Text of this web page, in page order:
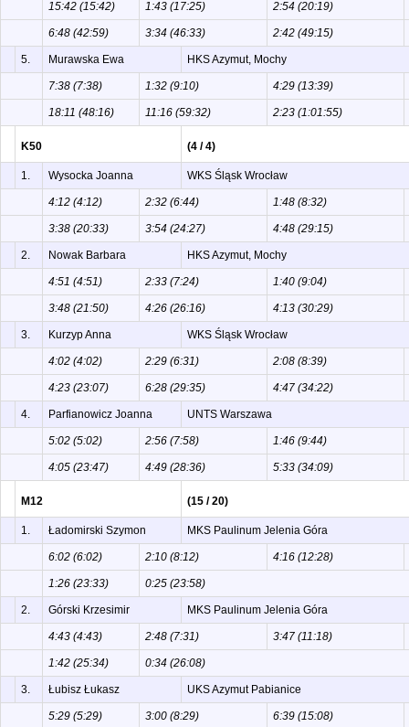
15:42 (15:42) 1:43 (17:25) 2:54 (20:19)
6:48 (42:59) 3:34 (46:33) 2:42 (49:15)
5. Murawska Ewa HKS Azymut, Mochy
7:38 (7:38) 1:32 (9:10) 4:29 (13:39)
18:11 (48:16) 11:16 (59:32) 2:23 (1:01:55)
K50 (4 / 4)
1. Wysocka Joanna WKS Śląsk Wrocław
4:12 (4:12) 2:32 (6:44) 1:48 (8:32)
3:38 (20:33) 3:54 (24:27) 4:48 (29:15)
2. Nowak Barbara HKS Azymut, Mochy
4:51 (4:51) 2:33 (7:24) 1:40 (9:04)
3:48 (21:50) 4:26 (26:16) 4:13 (30:29)
3. Kurzyp Anna WKS Śląsk Wrocław
4:02 (4:02) 2:29 (6:31) 2:08 (8:39)
4:23 (23:07) 6:28 (29:35) 4:47 (34:22)
4. Parfianowicz Joanna UNTS Warszawa
5:02 (5:02) 2:56 (7:58) 1:46 (9:44)
4:05 (23:47) 4:49 (28:36) 5:33 (34:09)
M12 (15 / 20)
1. Ładomirski Szymon MKS Paulinum Jelenia Góra
6:02 (6:02) 2:10 (8:12) 4:16 (12:28)
1:26 (23:33) 0:25 (23:58)
2. Górski Krzesimir MKS Paulinum Jelenia Góra
4:43 (4:43) 2:48 (7:31) 3:47 (11:18)
1:42 (25:34) 0:34 (26:08)
3. Łubisz Łukasz UKS Azymut Pabianice
5:29 (5:29) 3:00 (8:29) 6:39 (15:08)